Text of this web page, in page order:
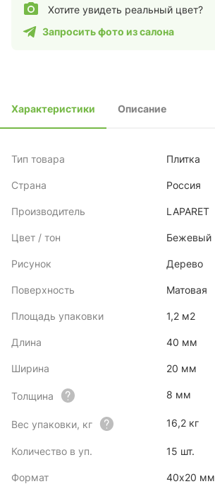
Хотите увидеть реальный цвет?
Запросить фото из салона
Характеристики Описание
Тип товара Плитка
Страна Россия
Производитель LAPARET
Цвет / тон Бежевый
Рисунок Дерево
Поверхность Матовая
Площадь упаковки 1,2 м2
Длина 40 мм
Ширина 20 мм
Толщина 8 мм
Вес упаковки, кг 16,2 кг
Количество в уп. 15 шт.
Формат 40x20 мм